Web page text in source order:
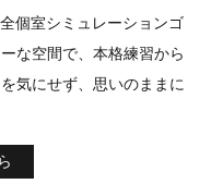
個室シミュレーションゴ
な空間で、本格練習から
気にせず、思いのままに